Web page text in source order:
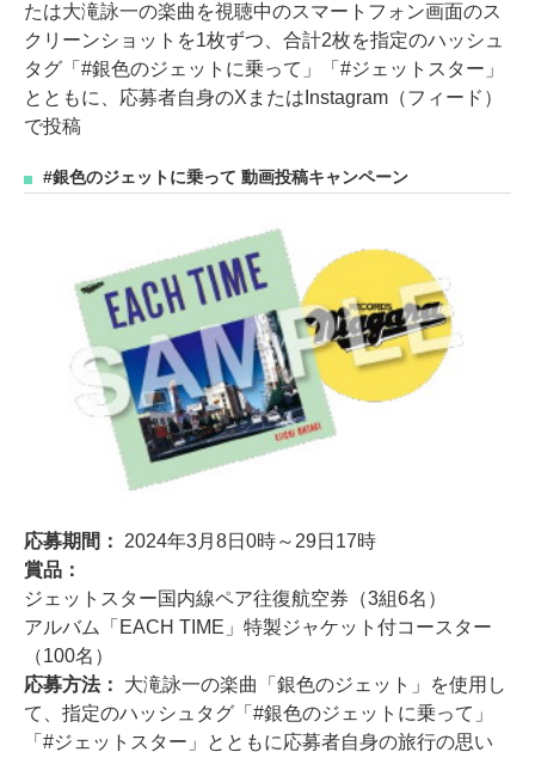
たは大滝詠一の楽曲を視聴中のスマートフォン画面のス
クリーンショットを1枚ずつ、合計2枚を指定のハッシュ
タグ「#銀色のジェットに乗って」「#ジェットスター」
とともに、応募者自身のXまたはInstagram（フィード）
で投稿
#銀色のジェットに乗って 動画投稿キャンペーン
応募期間： 2024年3月8日0時～29日17時
賞品：
ジェットスター国内線ペア往復航空券（3組6名）
アルバム「EACH TIME」特製ジャケット付コースター
（100名）
応募方法： 大滝詠一の楽曲「銀色のジェット」を使用し
て、指定のハッシュタグ「#銀色のジェットに乗って」
「#ジェットスター」とともに応募者自身の旅行の思い